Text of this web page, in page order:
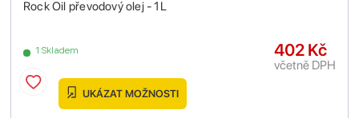
Rock Oil převodový olej - 1L
1 Skladem 402 Kč
včetně DPH
UKÁZAT MOŽNOSTI